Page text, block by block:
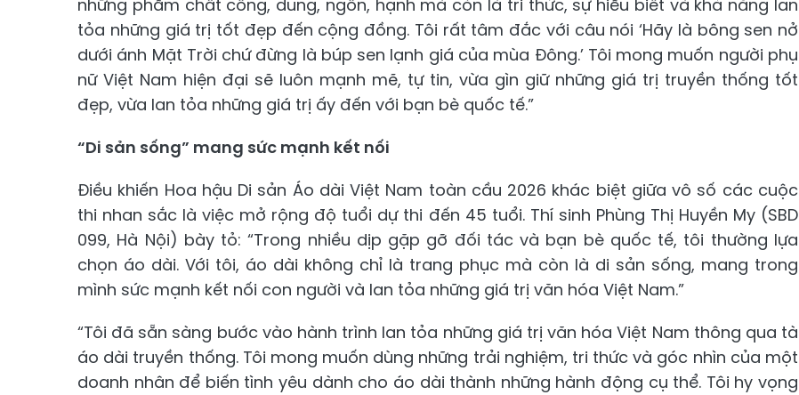
những phẩm chất công, dung, ngôn, hạnh mà còn là tri thức, sự hiểu biết và khả năng lan
tỏa những giá trị tốt đẹp đến cộng đồng. Tôi rất tâm đắc với câu nói ‘Hãy là bông sen nở
dưới ánh Mặt Trời chứ đừng là búp sen lạnh giá của mùa Đông.’ Tôi mong muốn người phụ
nữ Việt Nam hiện đại sẽ luôn mạnh mẽ, tự tin, vừa gìn giữ những giá trị truyền thống tốt
đẹp, vừa lan tỏa những giá trị ấy đến với bạn bè quốc tế.”
“Di sản sống” mang sức mạnh kết nối
Điều khiến Hoa hậu Di sản Áo dài Việt Nam toàn cầu 2026 khác biệt giữa vô số các cuộc
thi nhan sắc là việc mở rộng độ tuổi dự thi đến 45 tuổi. Thí sinh Phùng Thị Huyền My (SBD
099, Hà Nội) bày tỏ: “Trong nhiều dịp gặp gỡ đối tác và bạn bè quốc tế, tôi thường lựa
chọn áo dài. Với tôi, áo dài không chỉ là trang phục mà còn là di sản sống, mang trong
mình sức mạnh kết nối con người và lan tỏa những giá trị văn hóa Việt Nam.”
“Tôi đã sẵn sàng bước vào hành trình lan tỏa những giá trị văn hóa Việt Nam thông qua tà
áo dài truyền thống. Tôi mong muốn dùng những trải nghiệm, tri thức và góc nhìn của một
doanh nhân để biến tình yêu dành cho áo dài thành những hành động cụ thể. Tôi hy vọng